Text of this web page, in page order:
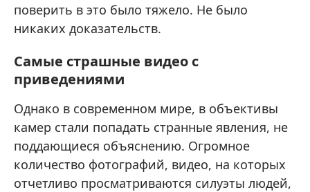
поверить в это было тяжело. Не было
никаких доказательств.
Самые страшные видео с
приведениями
Однако в современном мире, в объективы
камер стали попадать странные явления, не
поддающиеся объяснению. Огромное
количество фотографий, видео, на которых
отчетливо просматриваются силуэты людей,